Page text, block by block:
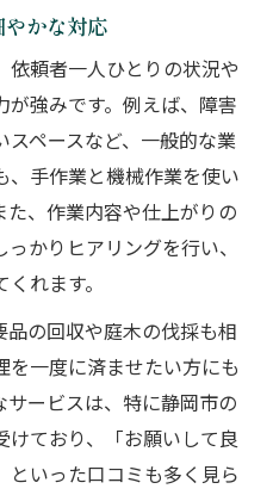
便利屋の工夫が決め手
かな対応
頼者一人ひとりの状況や
強みです。例えば、障害
ペースなど、一般的な業
手作業と機械作業を使い
、作業内容や仕上がりの
かりヒアリングを行い、
れます。
の回収や庭木の伐採も相
一度に済ませたい方にも
ービスは、特に静岡市の
けており、「お願いして良
いった口コミも多く見ら